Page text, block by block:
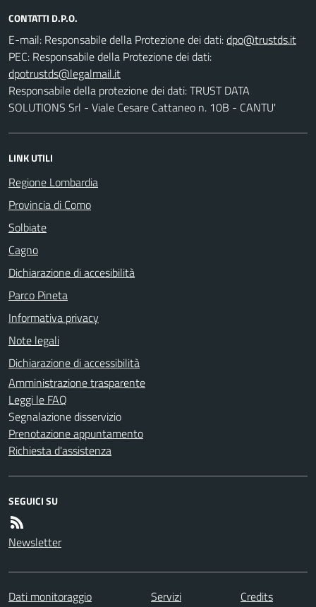
CONTATTI D.P.O.
E-mail: Responsabile della Protezione dei dati:
PEC: Responsabile della Protezione dei dati:
Responsabile della protezione dei dati: TRUST DATA
SOLUTIONS Srl - Viale Cesare Cattaneo n. 10B - CANTU'
LINK UTILI
Regione Lombardia
Provincia di Como
Solbiate
Cagno
Dichiarazione di accesibilità
Parco Pineta
Informativa privacy
Note legali
Dichiarazione di accessibilità
Amministrazione trasparente
Leggi le FAQ
Segnalazione disservizio
Prenotazione appuntamento
Richiesta d'assistenza
SEGUICI SU
Newsletter
Dati monitoraggio Servizi
Credits